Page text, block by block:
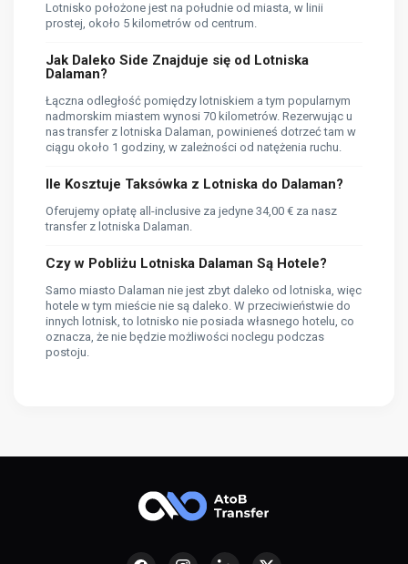
Lotnisko położone jest na południe od miasta, w linii
prostej, około 5 kilometrów od centrum.
Jak Daleko Side Znajduje się od Lotniska
Dalaman?
Łączna odległość pomiędzy lotniskiem a tym popularnym
nadmorskim miastem wynosi 70 kilometrów. Rezerwując u
nas transfer z lotniska Dalaman, powinieneś dotrzeć tam w
ciągu około 1 godziny, w zależności od natężenia ruchu.
Ile Kosztuje Taksówka z Lotniska do Dalaman?
Oferujemy opłatę all-inclusive za jedyne 34,00 € za nasz
transfer z lotniska Dalaman.
Czy w Pobliżu Lotniska Dalaman Są Hotele?
Samo miasto Dalaman nie jest zbyt daleko od lotniska, więc
hotele w tym mieście nie są daleko. W przeciwieństwie do
innych lotnisk, to lotnisko nie posiada własnego hotelu, co
oznacza, że ​​nie będzie możliwości noclegu podczas
postoju.